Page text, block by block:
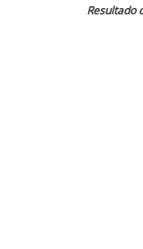
Resultado